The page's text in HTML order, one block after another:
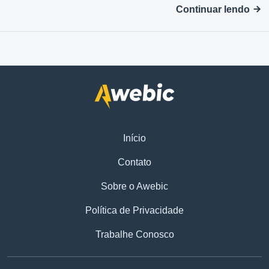
Continuar lendo
Início
Contato
Sobre o Awebic
Política de Privacidade
Trabalhe Conosco